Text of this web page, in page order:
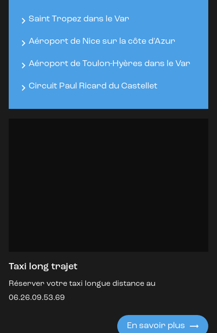
Saint Tropez dans le Var
Aéroport de Nice sur la côte d'Azur
Aéroport de Toulon-Hyères dans le Var
Circuit Paul Ricard du Castellet
Taxi long trajet
Réserver votre taxi longue distance au
06.26.09.53.69
En savoir plus